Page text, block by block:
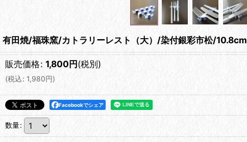
有田焼/福珠窯/カトラリーレスト（大）/染付銀彩市松/10.8cm
販売価格: 1,800円(税別)
(税込: 1,980円)
Facebookでシェア
数量: